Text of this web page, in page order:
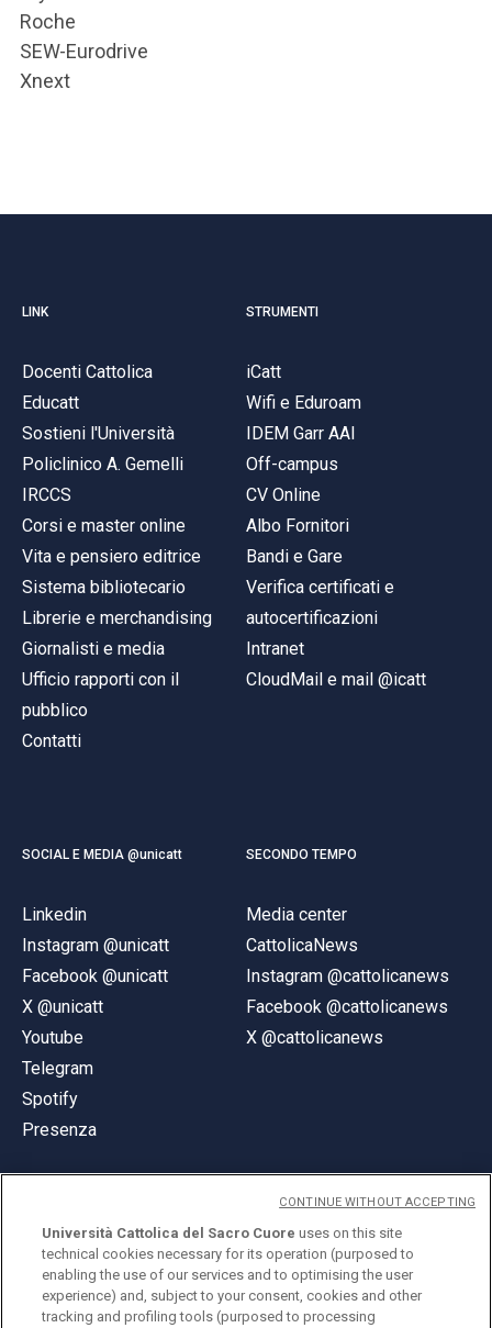
Roche
SEW-Eurodrive
Xnext
LINK
Docenti Cattolica
Educatt
Sostieni l'Università
Policlinico A. Gemelli
IRCCS
Corsi e master online
Vita e pensiero editrice
Sistema bibliotecario
Librerie e merchandising
Giornalisti e media
Ufficio rapporti con il
pubblico
Contatti
STRUMENTI
iCatt
Wifi e Eduroam
IDEM Garr AAI
Off-campus
CV Online
Albo Fornitori
Bandi e Gare
Verifica certificati e
autocertificazioni
Intranet
CloudMail e mail @icatt
SOCIAL E MEDIA @unicatt
Linkedin
Instagram @unicatt
Facebook @unicatt
X @unicatt
Youtube
Telegram
Spotify
Presenza
SECONDO TEMPO
Media center
CattolicaNews
Instagram @cattolicanews
Facebook @cattolicanews
X @cattolicanews
© Università Cattolica del Sacro Cuore
Largo A. Gemelli 1, 20123 Milano
Università Cattolica del Sacro Cuore uses on this site
technical cookies necessary for its operation (purposed to
enabling the use of our services and to optimising the user
experience) and, subject to your consent, cookies and other
tracking and profiling tools (purposed to processing
CONTINUE WITHOUT ACCEPTING